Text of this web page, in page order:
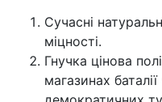
Сучасні
міцності.
Гнучка цінова
магазинах баталії